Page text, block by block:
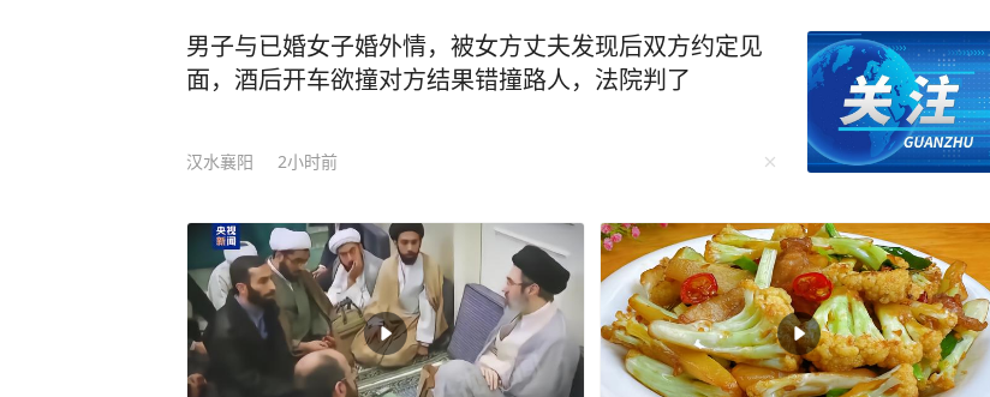
队执勤交警在加油站处理事故时，正在一旁等候充电位的舒某
见有交警在场，因好奇心驱使，下车走上前围观“吃瓜”，并主
动向交警发问：“你们查酒驾吗？” 这句突兀的问话立刻引起了
对交警问询，舒某毫无防备地说：“我喝了瓶啤酒，我怕你查酒
某一时语顿、想撤离之时，交警将其拦下：“你喝了一瓶啤酒，
还自告奋勇地送上来！你觉得我现在会让你走吗？”现场警力立
即对舒某开展吹气式酒精检测，初步结果为95毫克/100毫升，
涉嫌醉酒驾驶机动车。随后，舒某被带至医院进行血液酒精检
测，结果为118.2毫克/100毫升，属于醉酒驾驶。 经询问，舒
男子与已婚女子婚外情，被女方丈夫发现后双方约定见
面，酒后开车欲撞对方结果错撞路人，法院判了
汉水襄阳 2小时前